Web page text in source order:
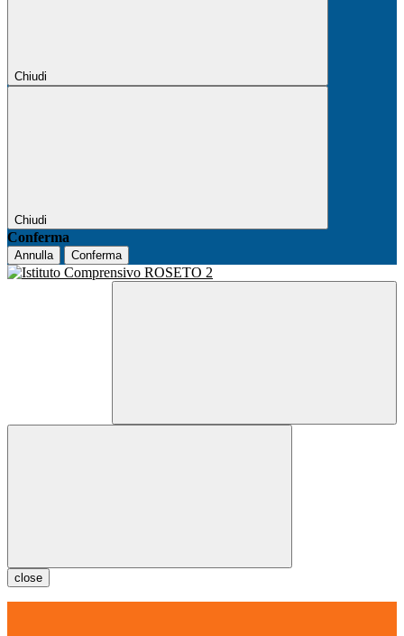
Chiudi
Chiudi
Conferma
Annulla Conferma
close